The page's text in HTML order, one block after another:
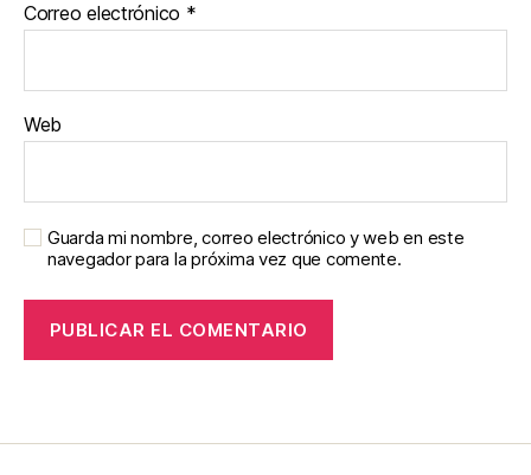
Correo electrónico *
Web
Guarda mi nombre, correo electrónico y web en este
navegador para la próxima vez que comente.